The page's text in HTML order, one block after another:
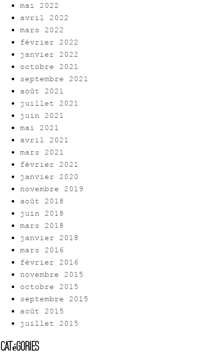
mai 2022
avril 2022
mars 2022
février 2022
janvier 2022
octobre 2021
septembre 2021
août 2021
juillet 2021
juin 2021
mai 2021
avril 2021
mars 2021
février 2021
janvier 2020
novembre 2019
août 2018
juin 2018
mars 2018
janvier 2018
mars 2016
février 2016
novembre 2015
octobre 2015
septembre 2015
août 2015
juillet 2015
Catégories